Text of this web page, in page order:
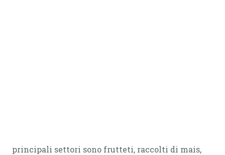
principali settori sono frutteti, raccolti di mais,